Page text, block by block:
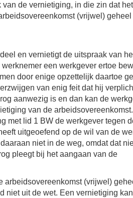
de vernietiging, in die zin dat
(vrijwel)
en vernietigt de uitspraak van
een werkgever ertoe
door enige opzettelijk daartoe
van enig feit dat hij
aanwezig is en dan kan de
van de
met lid 1 BW de werkgever tegen
uitgeoefend op de wil van de
niet in de weg, omdat dat
pleegt bij het aangaan van de
arbeidsovereenkomst (vrijwel)
niet uit de wet. Een vernietiging